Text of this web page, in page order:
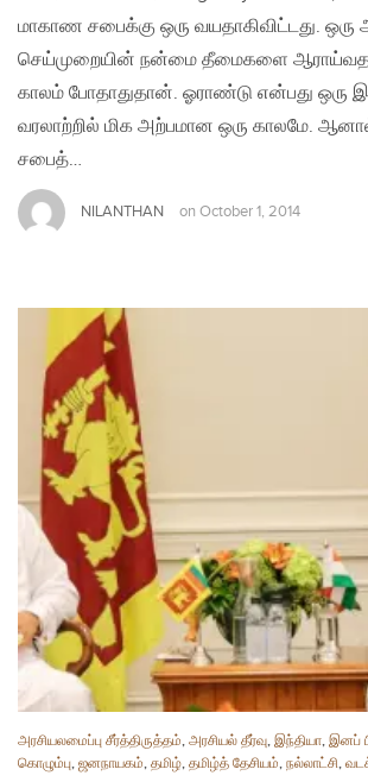
மாகாண சபைக்கு ஒரு வயதாகிவிட்டது. ஒரு
செய்முறையின் நன்மை தீமைகளை
காலம் போதாதுதான். ஓராண்டு என்பது ஒரு
வரலாற்றில் மிக அற்பமான ஒரு காலமே.
சபைத்…
NILANTHAN on October 1, 2014
அரசியலமைப்பு சீர்த்திருத்தம், அரசியல் தீர்வு, இந்தியா, இனப்
கொழும்பு, ஜனநாயகம், தமிழ், தமிழ்த் தேசியம், நல்லாட்சி,